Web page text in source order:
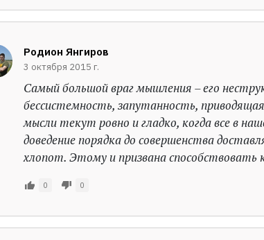
Родион Янгиров
3 октября 2015 г.
Самый большой враг мышления – его
бессистемность, запутанность,
мысли текут ровно и гладко, когда все в
доведение порядка до совершенства
хлопот. Этому и призвана
0 0